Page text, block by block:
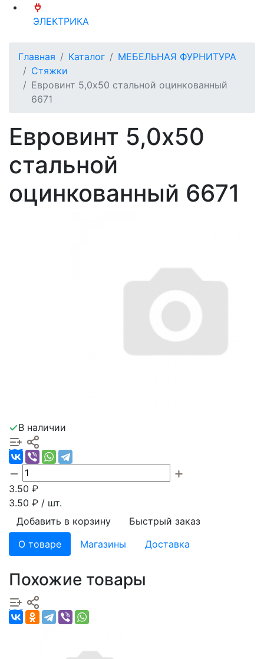
ЭЛЕКТРИКА
Главная Каталог
МЕБЕЛЬНАЯ ФУРНИТУРА
Стяжки
Евровинт 5,0х50 стальной оцинкованный
6671
Евровинт 5,0х50
стальной
оцинкованный 6671
В наличии
3.50 ₽
3.50 ₽ / шт.
Добавить в корзину
Быстрый заказ
О товаре
Магазины Доставка
Похожие товары